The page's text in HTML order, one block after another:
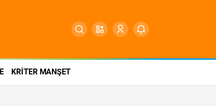
KRİTER MANŞET